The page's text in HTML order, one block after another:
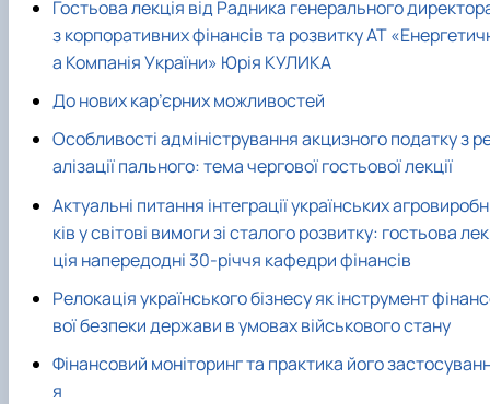
Гостьова лекція від Радника генерального
з корпоративних фінансів та розвитку АТ
а Компанія України» Юрія КУЛИКА
До нових кар’єрних можливостей
Особливості адміністрування акцизного податку з
алізації пального: тема чергової гостьової лекції
Актуальні питання інтеграції українських
ків у світові вимоги зі сталого розвитку: гостьова лек
ція напередодні 30-річчя кафедри фінансів
Релокація українського бізнесу як інструмент
вої безпеки держави в умовах військового стану
Фінансовий моніторинг та практика його
я